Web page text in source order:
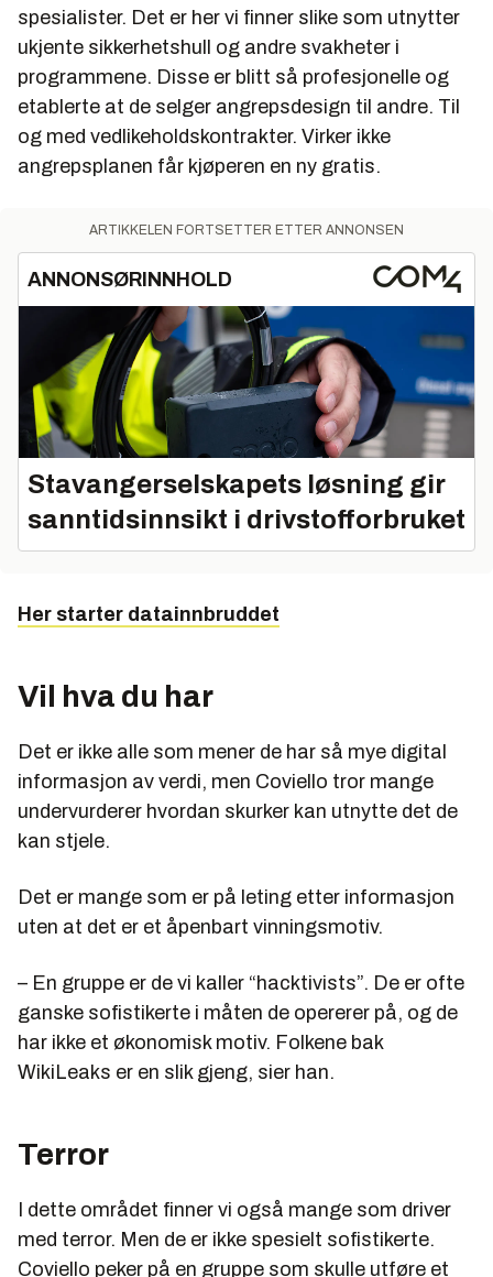
spesialister. Det er her vi finner slike som utnytter
ukjente sikkerhetshull og andre svakheter i
programmene. Disse er blitt så profesjonelle og
etablerte at de selger angrepsdesign til andre. Til
og med vedlikeholdskontrakter. Virker ikke
angrepsplanen får kjøperen en ny gratis.
ARTIKKELEN FORTSETTER ETTER ANNONSEN
ANNONSØRINNHOLD
Stavangerselskapets løsning gir
sanntidsinnsikt i drivstofforbruket
Her starter datainnbruddet
Vil hva du har
Det er ikke alle som mener de har så mye digital
informasjon av verdi, men Coviello tror mange
undervurderer hvordan skurker kan utnytte det de
kan stjele.
Det er mange som er på leting etter informasjon
uten at det er et åpenbart vinningsmotiv.
– En gruppe er de vi kaller “hacktivists”. De er ofte
ganske sofistikerte i måten de opererer på, og de
har ikke et økonomisk motiv. Folkene bak
WikiLeaks er en slik gjeng, sier han.
Terror
I dette området finner vi også mange som driver
med terror. Men de er ikke spesielt sofistikerte.
Coviello peker på en gruppe som skulle utføre et